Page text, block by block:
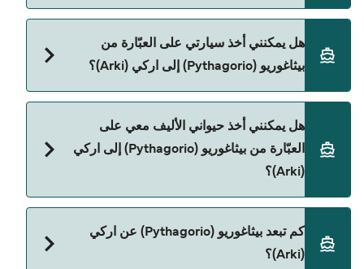
نعم، يمكنك السفر كراكب بدون سيارة من بيثاغوريو
(Pythagorio) إلى اركي (Arki) مع:
SAOS Ferries
هل يمكنني أخذ سيارتي على العبّارة من
بيثاغوريو (Pythagorio) إلى اركي (Arki)؟
نعم، يمكنك السفر مع سيارتك على العبّارة من بيثاغوريو
Dodekanisos Seaways
SAOS Ferries
هل يمكنني أخذ حيواني الأليف معي على
العبّارة من بيثاغوريو (Pythagorio) إلى اركي
(Arki)؟
إلى جواز سفر للحيوان. يرجى مراجعة تعليمات شركات
العبّارات بخصوص الحيوانات. حالياً يمكنك أخذ حيواناتك
كم تبعد بيثاغوريو (Pythagorio) عن اركي
(Arki)؟